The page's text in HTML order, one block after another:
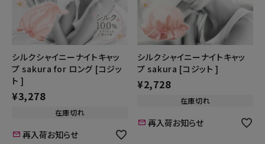
シルクシャイニーナイトキャッ
プ sakura for ロング [コジッ
ト ]
¥3,278
在庫切れ
再入荷お知らせ
シルクシャイニーナイトキャッ
プ sakura [コジット ]
¥2,728
在庫切れ
再入荷お知らせ